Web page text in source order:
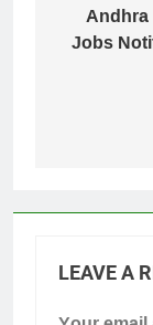
Jobs
LEAVE A